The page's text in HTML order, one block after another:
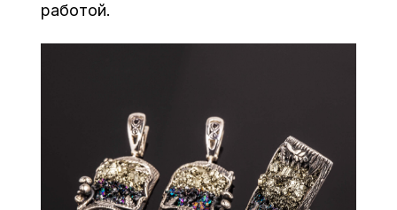
работой.